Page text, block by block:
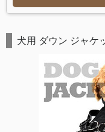
犬用 ダウン ジャケ